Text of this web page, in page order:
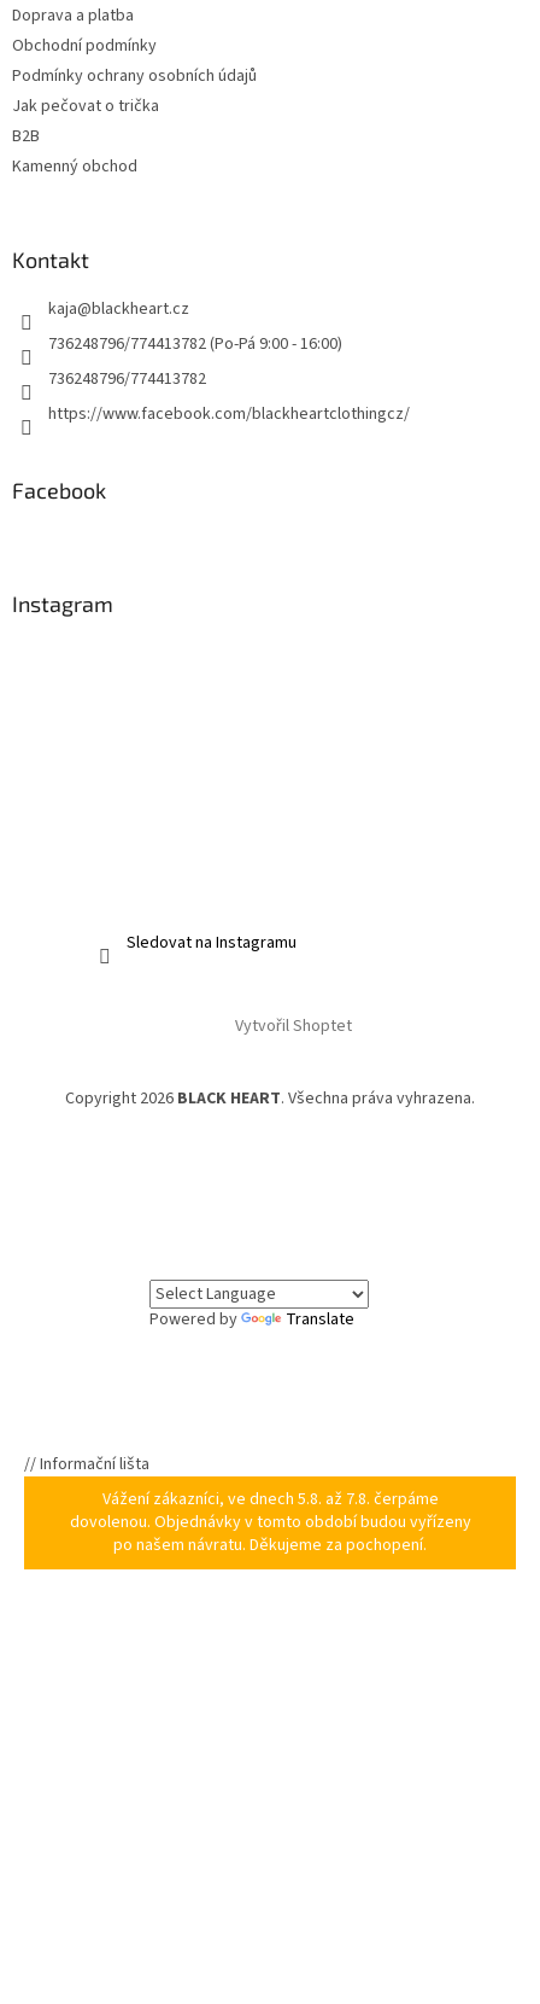
Doprava a platba
Obchodní podmínky
Podmínky ochrany osobních údajů
Jak pečovat o trička
B2B
Kamenný obchod
Kontakt
kaja@blackheart.cz
736248796/774413782 (Po-Pá 9:00 - 16:00)
736248796/774413782
https://www.facebook.com/blackheartclothingcz/
Facebook
Instagram
Sledovat na Instagramu
Vytvořil Shoptet
Copyright 2026 BLACK HEART. Všechna práva vyhrazena.
Powered by Translate
// Informační lišta
Vážení zákazníci, ve dnech 5.8. až 7.8. čerpáme
dovolenou. Objednávky v tomto období budou vyřízeny
po našem návratu. Děkujeme za pochopení.